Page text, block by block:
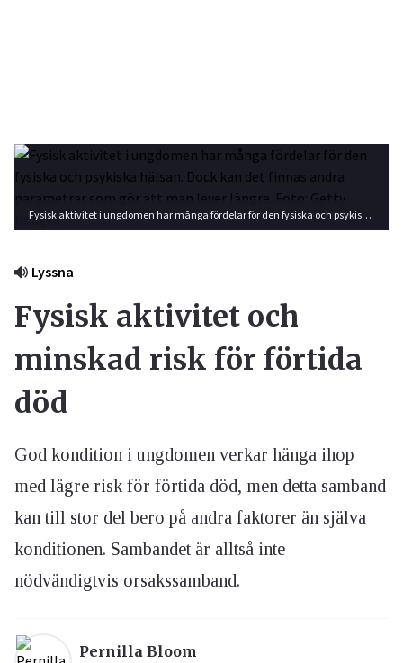
Fysisk aktivitet i ungdomen har många fördelar för den fysiska och psykiska hälsan. Dock kan det finnas andra parametrar som gör att man lever längre. Foto: Getty Images
Lyssna
Fysisk aktivitet och
minskad risk för förtida
död
God kondition i ungdomen verkar hänga ihop
med lägre risk för förtida död, men detta samband
kan till stor del bero på andra faktorer än själva
konditionen. Sambandet är alltså inte
nödvändigtvis orsakssamband.
Pernilla Bloom